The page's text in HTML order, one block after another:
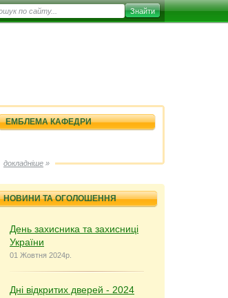
ЕМБЛЕМА КАФЕДРИ
докладніше »
НОВИНИ ТА ОГОЛОШЕННЯ
День захисника та захисниці
України
01 Жовтня 2024р.
Дні відкритих дверей - 2024